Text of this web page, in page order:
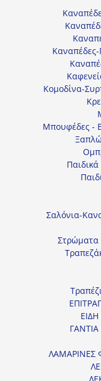
Κομοδίνα-
Μπουφέδες -
Σαλόνια-
Στρώματα
ΛΑΜΑΡΙΝΕΣ